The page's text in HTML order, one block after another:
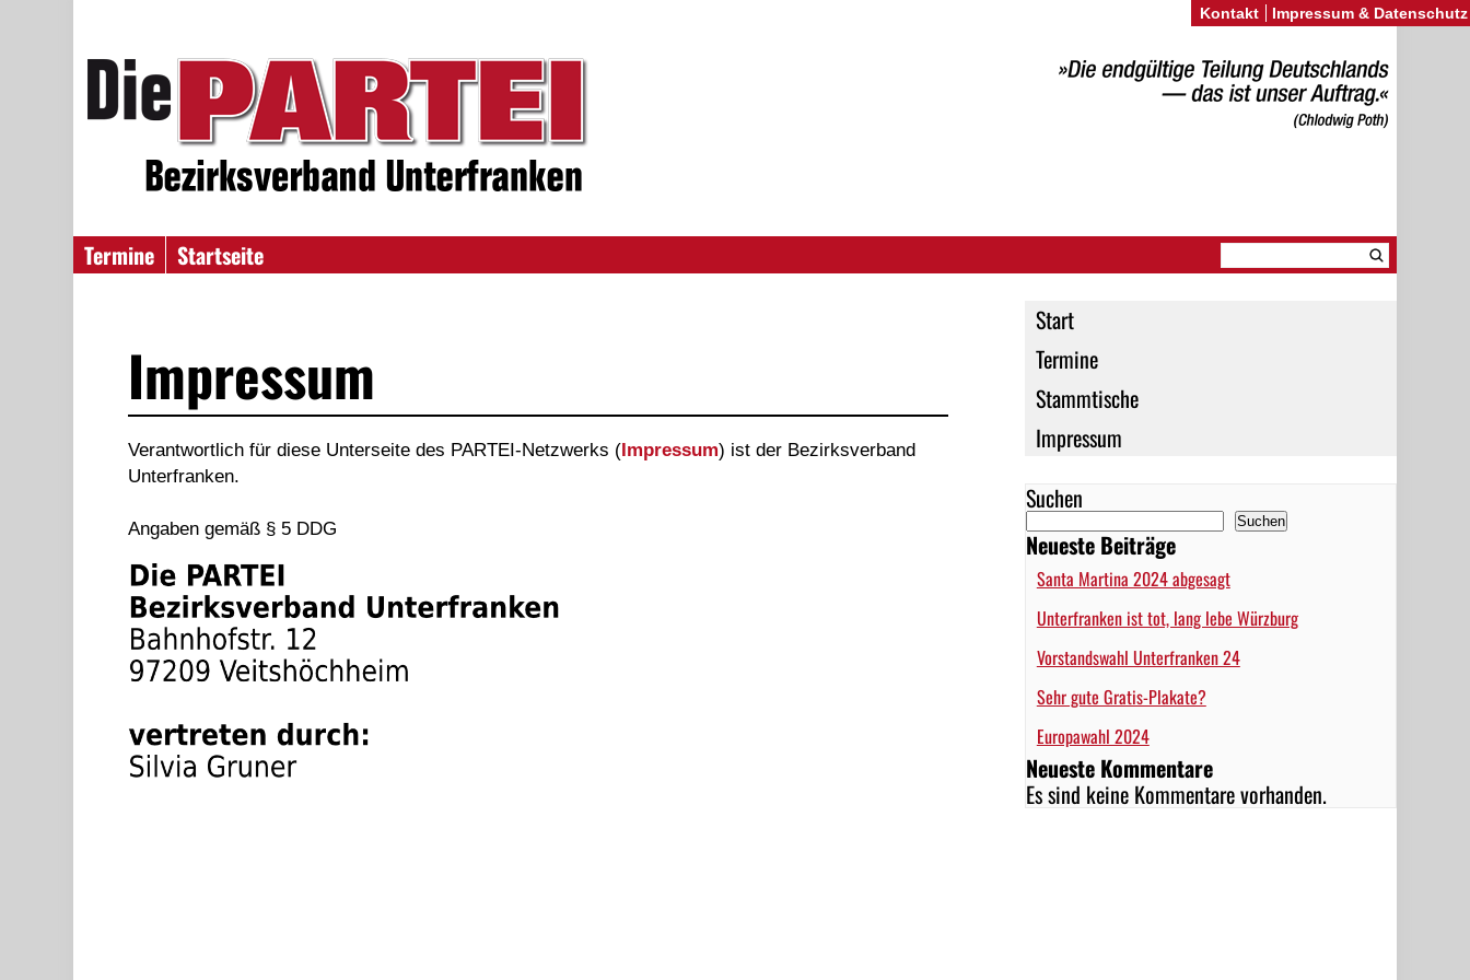
Termine
Startseite
Start
Termine
Stammtische
Impressum
Suchen
Suchen
Neueste Beiträge
Santa Martina 2024 abgesagt
Unterfranken ist tot, lang lebe Würzburg
Vorstandswahl Unterfranken 24
Sehr gute Gratis-Plakate?
Europawahl 2024
Neueste Kommentare
Es sind keine Kommentare vorhanden.
Impressum
Verantwortlich für diese Unterseite des PARTEI-Netzwerks (Impressum) ist der Bezirksverband
Unterfranken.
Angaben gemäß § 5 DDG
Kontakt Impressum & Datenschutz